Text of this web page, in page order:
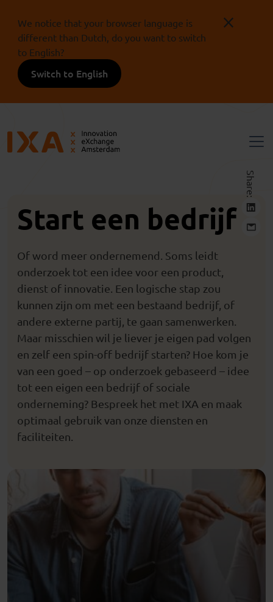
We notice that your browser language is
different than Dutch, do you want to switch
to English?
Switch to English
Share:
Start een bedrijf
Of word meer ondernemend. Soms leidt
onderzoek tot een idee voor een product,
dienst of innovatie. Een logische stap zou
kunnen zijn om met een bestaand bedrijf, of
andere externe partij, te gaan samenwerken.
Maar misschien wil je liever je eigen pad volgen
en zelf een spin-off bedrijf starten? Hoe kom je
van een goed – op onderzoek gebaseerd – idee
tot een eigen een bedrijf of sociale
onderneming? Bespreek het met IXA en maak
optimaal gebruik van onze diensten en
faciliteiten.